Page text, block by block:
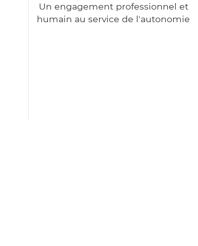
Un engagement professionnel et
humain au service de l'autonomie